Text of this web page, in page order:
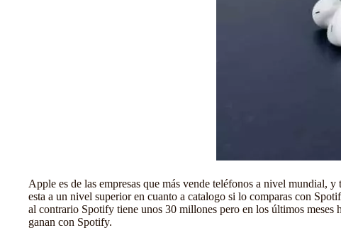
Apple es de las empresas que más vende teléfonos a nivel mundial,
esta a un nivel superior en cuanto a catalogo si lo comparas con
al contrario Spotify tiene unos 30 millones pero en los últimos
ganan con Spotify.